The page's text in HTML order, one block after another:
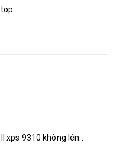
xps 9310 không lên...